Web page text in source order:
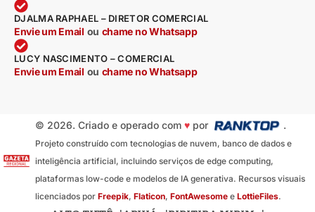
DJALMA RAPHAEL – DIRETOR COMERCIAL
Envie um Email ou chame no Whatsapp
LUCY NASCIMENTO – COMERCIAL
Envie um Email ou chame no Whatsapp
© 2026. Criado e operado com ♥por .
Projeto construído com tecnologias de nuvem, banco de dados e
inteligência artificial, incluindo serviços de edge computing,
plataformas low-code e modelos de IA generativa. Recursos visuais
licenciados por Freepik, Flaticon, FontAwesomee LottieFiles.